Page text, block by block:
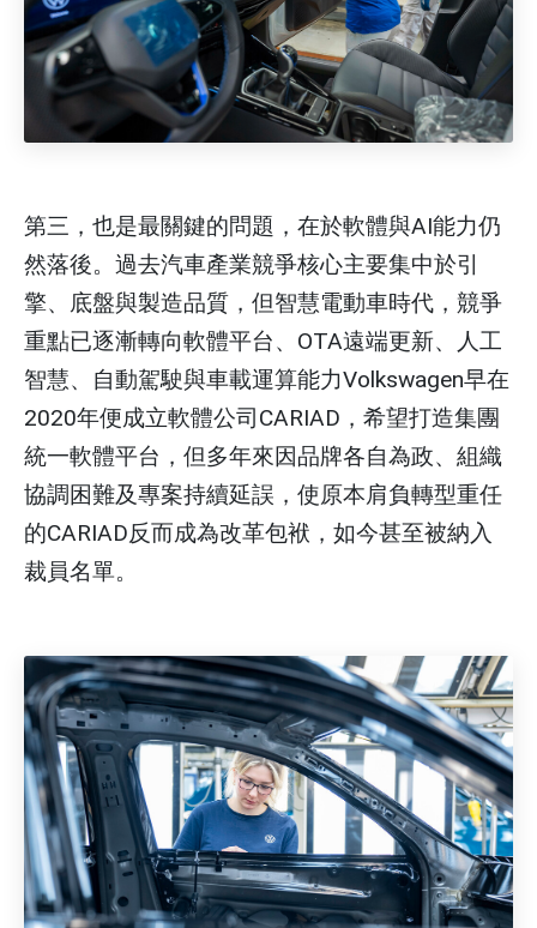
第三，也是最關鍵的問題，在於軟體與AI能力仍
然落後。過去汽車產業競爭核心主要集中於引
擎、底盤與製造品質，但智慧電動車時代，競爭
重點已逐漸轉向軟體平台、OTA遠端更新、人工
智慧、自動駕駛與車載運算能力Volkswagen早在
2020年便成立軟體公司CARIAD，希望打造集團
統一軟體平台，但多年來因品牌各自為政、組織
協調困難及專案持續延誤，使原本肩負轉型重任
的CARIAD反而成為改革包袱，如今甚至被納入
裁員名單。